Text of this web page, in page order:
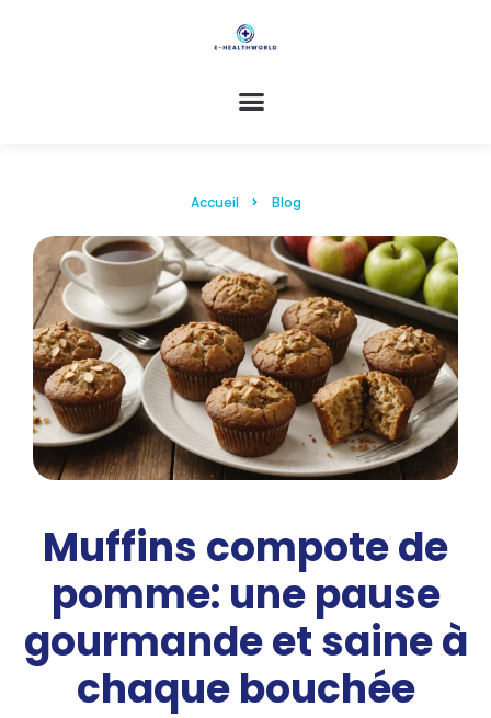
Accueil Blog
Muffins compote de
pomme: une pause
gourmande et saine à
chaque bouchée